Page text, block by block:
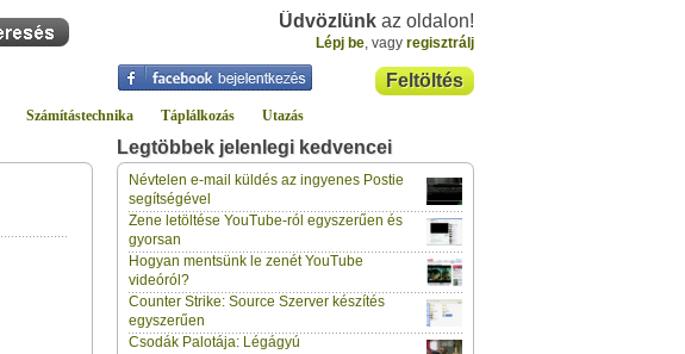
Üdvözlünk az oldalon!
Lépj be, vagy regisztrálj
Feltöltés
Számítástechnika Táplálkozás Utazás
Legtöbbek jelenlegi kedvencei
Névtelen e-mail küldés az ingyenes Postie
segítségével
Zene letöltése YouTube-ról egyszerűen és
gyorsan
Hogyan mentsünk le zenét YouTube
videóról?
Counter Strike: Source Szerver készítés
egyszerűen
Csodák Palotája: Légágyú
1 napja
gabor733a kedvencei közé tette a(z)
Leopárdgekkó-etetés egyszerű csipesszel
című tippet.
1 napja
gabor733
a kedvencei közé tette a(z)
című tippet.
1 napja
Hogyan készítsünk fűszeres-paradicsomos
pennét?
gabor733a kedvencei közé tette a(z)